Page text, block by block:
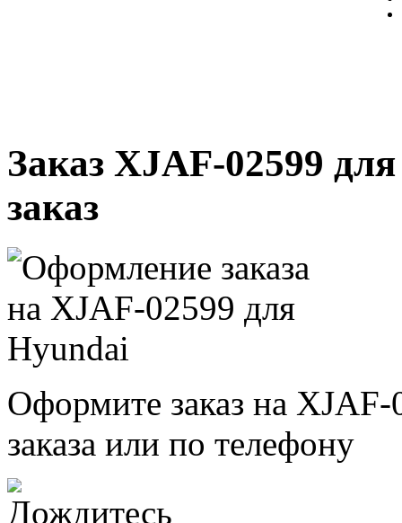
Заказ XJAF-02599
заказ
Оформите заказ на
заказа или по телефону